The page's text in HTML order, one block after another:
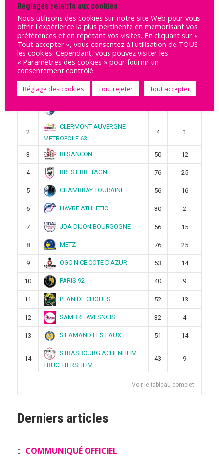
Rechercher
Rechercher
Ligue Butagaz 2025-2026
Pos Équipe Pts Victoires
2
CLERMONT AUVERGNE
METROPOLE 63
4 1
3 BESANCON 50 12
4 BREST BRETAGNE 76 25
5 CHAMBRAY TOURAINE 56 16
6 HAVRE ATHLETIC 30 2
7 JDA DIJON BOURGOGNE 56 15
8 METZ 76 25
9 OGC NICE COTE D’AZUR 53 14
10 PARIS 92 40 9
11 PLAN DE CUQUES 52 13
12 SAMBRE AVESNOIS 32 4
13 ST AMAND LES EAUX 51 14
14
STRASBOURG ACHENHEIM
TRUCHTERSHEIM
43 9
Voir le tableau complet
Derniers articles
COMMUNIQUÉ OFFICIEL
Réglages relatifs aux cookies
Nous utilisons des cookies sur notre site Web pour vous
offrir l'expérience la plus pertinente en mémorisant vos
préférences et en répétant vos visites. En cliquant sur «
Tout accepter », vous consentez à l'utilisation de TOUS
les cookies. Cependant, vous pouvez visiter les
« Paramètres des cookies » pour fournir un
consentement contrôlé.
Réglage des cookies Tout rejeter Tout accepter